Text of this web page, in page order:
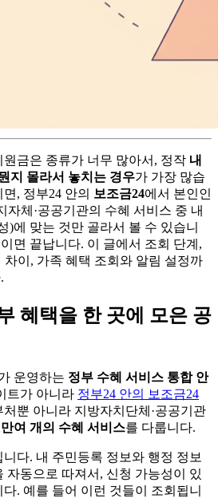
금은 종류가 너무 많아서, 정작 내
지 몰라서 놓치는 경우가 가장 많습
, 정부24 안의 보조금24에서 본인인
자체·공공기관의 수혜 서비스 중 내
)에 맞는 것만 골라서 볼 수 있습니
면 끝납니다. 이 글에서 조회 단계,
차이, 가족 혜택 조회와 알림 설정까
혜택을 한 곳에 모은 공
운영하는 정부 수혜 서비스 통합 안
트가 아니라 정부24 안의 보조금24
뿐 아니라 지방자치단체·공공기관
여 개의 수혜 서비스를 다룹니다.
다. 내 주민등록 정보와 행정 정보
자동으로 따져서, 신청 가능성이 있
. 예를 들어 이런 것들이 조회됩니